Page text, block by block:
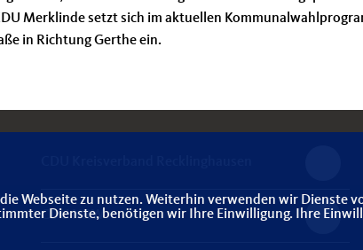
Merklinde setzt sich im aktuellen
in Richtung Gerthe ein.
CDU NRW
Webseite zu nutzen. Weiterhin verwenden wir Dienste
Dienste, benötigen wir Ihre Einwilligung. Ihre